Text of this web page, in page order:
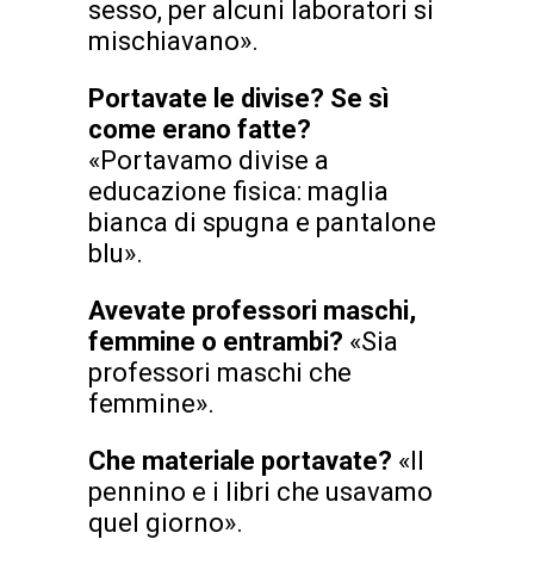
sesso, per alcuni laboratori si
mischiavano».
Portavate le divise? Se sì
come erano fatte?
«Portavamo divise a
educazione fisica: maglia
bianca di spugna e pantalone
blu».
Avevate professori maschi,
femmine o entrambi? «Sia
professori maschi che
femmine».
Che materiale portavate? «Il
pennino e i libri che usavamo
quel giorno».